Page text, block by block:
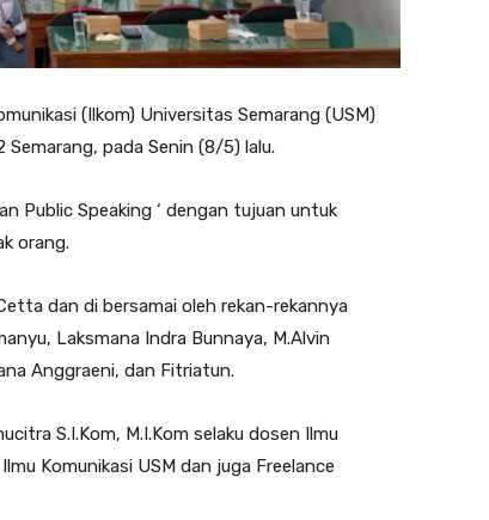
(Ilkom) Universitas Semarang (USM)
Semarang, pada Senin (8/5) lalu.
Public Speaking ‘ dengan tujuan untuk
orang.
dan di bersamai oleh rekan-rekannya
Laksmana Indra Bunnaya, M.Alvin
Anggraeni, dan Fitriatun.
S.I.Kom, M.I.Kom selaku dosen Ilmu
Komunikasi USM dan juga Freelance